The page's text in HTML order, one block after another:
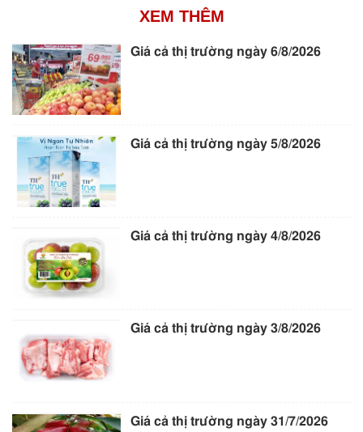
XEM THÊM
Giá cả thị trường ngày 6/8/2026
Giá cả thị trường ngày 5/8/2026
Giá cả thị trường ngày 4/8/2026
Giá cả thị trường ngày 3/8/2026
Giá cả thị trường ngày 31/7/2026